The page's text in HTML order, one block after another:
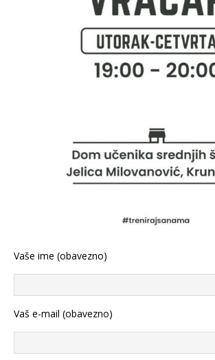
Vaše ime (obavezno)
Vaš e-mail (obavezno)